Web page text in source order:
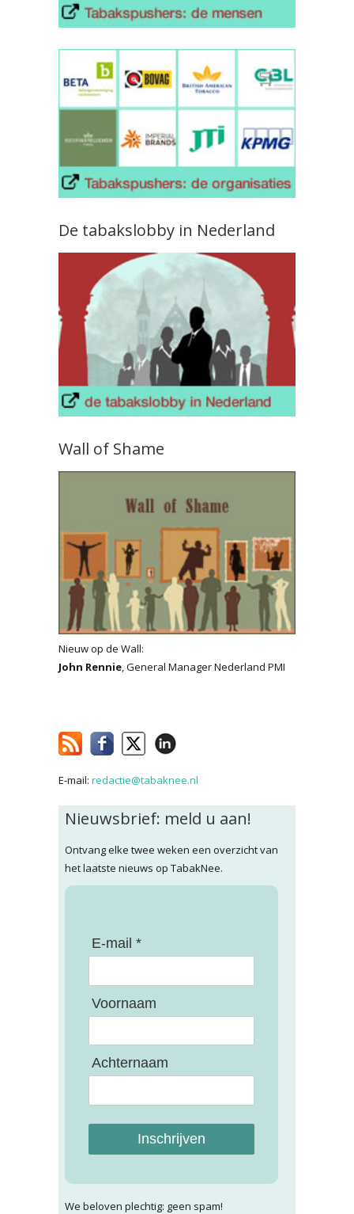
De tabakslobby in Nederland
Wall of Shame
Nieuw op de Wall:
John Rennie, General Manager Nederland PMI
E-mail: redactie@tabaknee.nl
Nieuwsbrief: meld u aan!
Ontvang elke twee weken een overzicht van
het laatste nieuws op TabakNee.
E-mail *
Voornaam
Achternaam
Inschrijven
We beloven plechtig: geen spam!